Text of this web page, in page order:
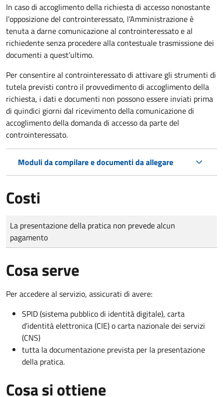
In caso di accoglimento della richiesta di accesso nonostante
l’opposizione del controinteressato, l’Amministrazione è
tenuta a darne comunicazione al controinteressato e al
richiedente senza procedere alla contestuale trasmissione dei
documenti a quest’ultimo.
Per consentire al controinteressato di attivare gli strumenti di
tutela previsti contro il provvedimento di accoglimento della
richiesta, i dati e documenti non possono essere inviati prima
di quindici giorni dal ricevimento della comunicazione di
accoglimento della domanda di accesso da parte del
controinteressato.
Moduli da compilare e documenti da allegare
Costi
Tipo di pagamento
Importo
La presentazione della pratica non prevede alcun
pagamento
Cosa serve
Per accedere al servizio, assicurati di avere:
SPID (sistema pubblico di identità digitale), carta
d’identità elettronica (CIE) o carta nazionale dei servizi
(CNS)
tutta la documentazione prevista per la presentazione
della pratica.
Cosa si ottiene